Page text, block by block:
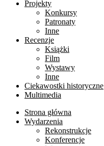
Projekty
Konkursy
Patronaty
Inne
Recenzje
Książki
Film
Wystawy
Inne
Ciekawostki historyczne
Multimedia
Strona główna
Wydarzenia
Rekonstrukcje
Konferencje